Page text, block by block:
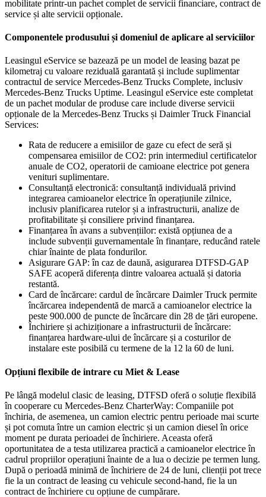
mobilitate printr-un pachet complet de servicii financiare, contract de
service și alte servicii opționale.
Componentele produsului și domeniul de aplicare al serviciilor
Leasingul eService se bazează pe un model de leasing bazat pe
kilometraj cu valoare reziduală garantată și include suplimentar
contractul de service Mercedes-Benz Trucks Complete, inclusiv
Mercedes-Benz Trucks Uptime. Leasingul eService este completat
de un pachet modular de produse care include diverse servicii
opționale de la Mercedes-Benz Trucks și Daimler Truck Financial
Services:
Rata de reducere a emisiilor de gaze cu efect de seră și
compensarea emisiilor de CO2: prin intermediul certificatelor
anuale de CO2, operatorii de camioane electrice pot genera
venituri suplimentare.
Consultanță electronică: consultanță individuală privind
integrarea camioanelor electrice în operațiunile zilnice,
inclusiv planificarea rutelor și a infrastructurii, analize de
profitabilitate și consiliere privind finanțarea.
Finanțarea în avans a subvențiilor: există opțiunea de a
include subvenții guvernamentale în finanțare, reducând ratele
chiar înainte de plata fondurilor.
Asigurare GAP: în caz de daună, asigurarea DTFSD-GAP
SAFE acoperă diferența dintre valoarea actuală și datoria
restantă.
Card de încărcare: cardul de încărcare Daimler Truck permite
încărcarea independentă de marcă a camioanelor electrice la
peste 900.000 de puncte de încărcare din 28 de țări europene.
Închiriere și achiziționare a infrastructurii de încărcare:
finanțarea hardware-ului de încărcare și a costurilor de
instalare este posibilă cu termene de la 12 la 60 de luni.
Opțiuni flexibile de intrare cu Miet & Lease
Pe lângă modelul clasic de leasing, DTFSD oferă o soluție flexibilă
în cooperare cu Mercedes-Benz CharterWay: Companiile pot
închiria, de asemenea, un camion electric pentru perioade mai scurte
și pot comuta între un camion electric și un camion diesel în orice
moment pe durata perioadei de închiriere. Aceasta oferă
oportunitatea de a testa utilizarea practică a camioanelor electrice în
cadrul propriilor operațiuni înainte de a lua o decizie pe termen lung.
După o perioadă minimă de închiriere de 24 de luni, clienții pot trece
fie la un contract de leasing cu vehicule second-hand, fie la un
contract de închiriere cu opțiune de cumpărare.